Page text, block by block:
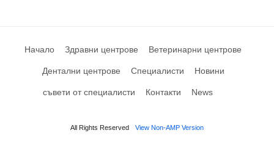
Начало Здравни центрове Ветеринарни центрове
Дентални центрове Специалисти Новини
съвети от специалисти Контакти News
All Rights Reserved View Non-AMP Version